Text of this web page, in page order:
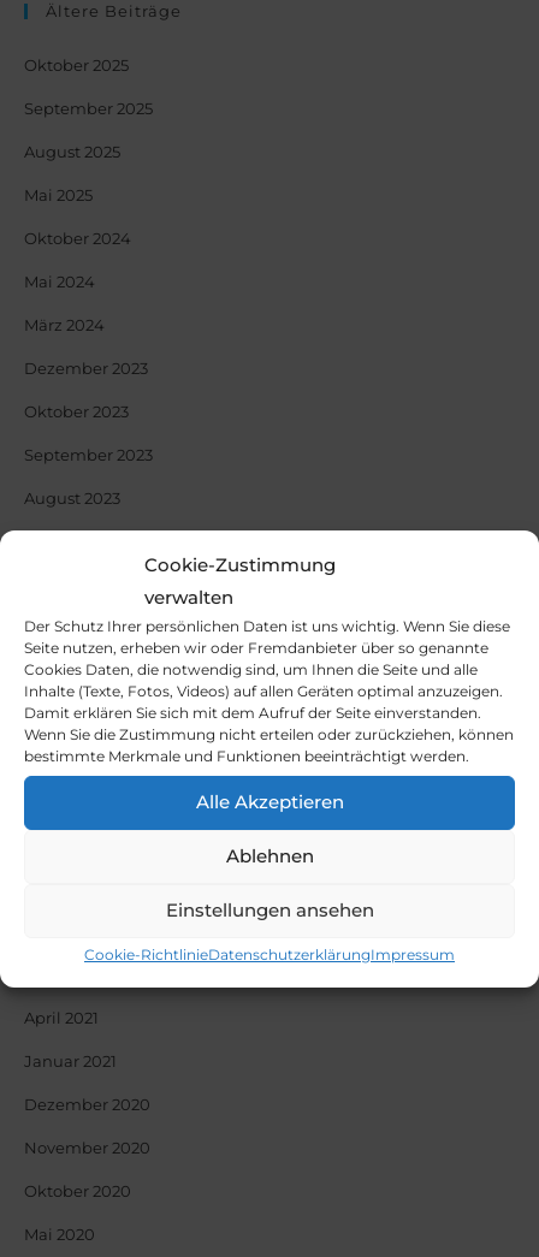
Cookie-Zustimmung
verwalten
Der Schutz Ihrer persönlichen Daten ist uns wichtig. Wenn Sie diese
Seite nutzen, erheben wir oder Fremdanbieter über so genannte
Cookies Daten, die notwendig sind, um Ihnen die Seite und alle
Inhalte (Texte, Fotos, Videos) auf allen Geräten optimal anzuzeigen.
Damit erklären Sie sich mit dem Aufruf der Seite einverstanden.
Wenn Sie die Zustimmung nicht erteilen oder zurückziehen, können
bestimmte Merkmale und Funktionen beeinträchtigt werden.
Alle Akzeptieren
Ablehnen
Einstellungen ansehen
Cookie-RichtlinieDatenschutzerklärungImpressum
Ältere Beiträge
Oktober 2025
September 2025
August 2025
Mai 2025
Oktober 2024
Mai 2024
März 2024
Dezember 2023
Oktober 2023
September 2023
August 2023
Dezember 2022
Oktober 2022
September 2022
Juli 2022
April 2021
Januar 2021
Dezember 2020
November 2020
Oktober 2020
Mai 2020